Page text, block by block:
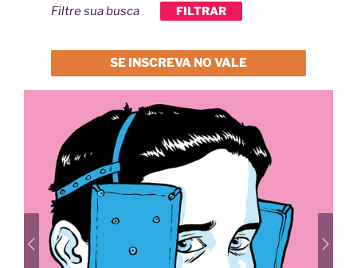
Filtre sua busca
FILTRAR
SE INSCREVA NO VALE
Previous Next